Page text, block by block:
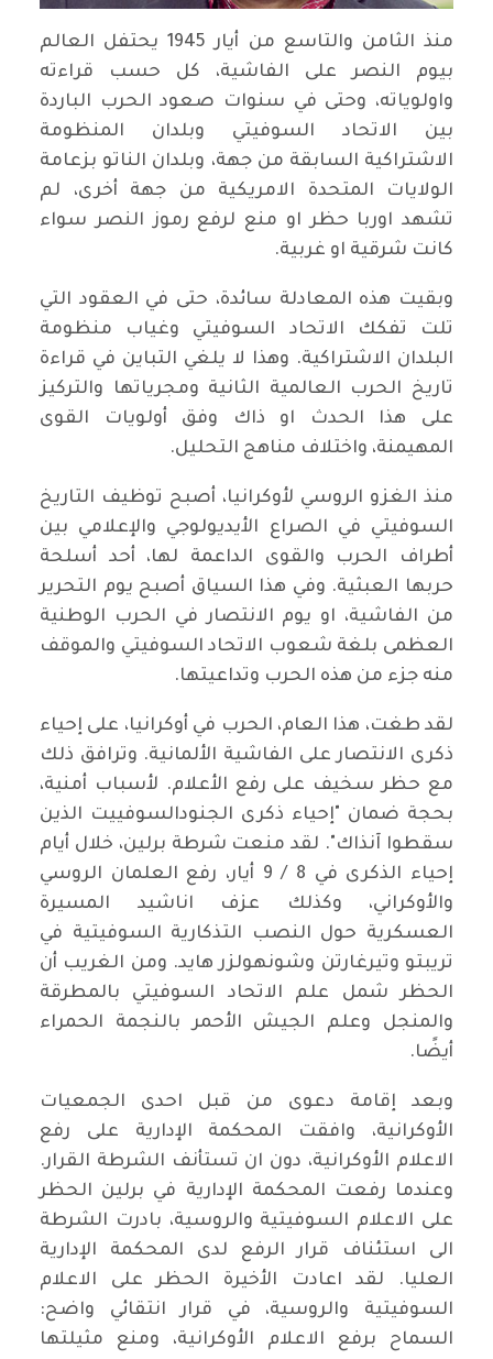
منذ الثامن والتاسع من أيار 1945 يحتفل العالم
بيوم النصر على الفاشية، كل حسب قراءته
واولوياته، وحتى في سنوات صعود الحرب الباردة
بين الاتحاد السوفيتي وبلدان المنظومة
الاشتراكية السابقة من جهة، وبلدان الناتو بزعامة
الولايات المتحدة الامريكية من جهة أخرى، لم
تشهد اوربا حظر او منع لرفع رموز النصر سواء
كانت شرقية او غربية.
وبقيت هذه المعادلة سائدة، حتى في العقود التي
تلت تفكك الاتحاد السوفيتي وغياب منظومة
البلدان الاشتراكية. وهذا لا يلغي التباين في قراءة
تاريخ الحرب العالمية الثانية ومجرياتها والتركيز
على هذا الحدث او ذاك وفق أولويات القوى
المهيمنة، واختلاف مناهج التحليل.
منذ الغزو الروسي لأوكرانيا، أصبح توظيف التاريخ
السوفيتي في الصراع الأيديولوجي والإعلامي بين
أطراف الحرب والقوى الداعمة لها، أحد أسلحة
حربها العبثية. وفي هذا السياق أصبح يوم التحرير
من الفاشية، او يوم الانتصار في الحرب الوطنية
العظمى بلغة شعوب الاتحاد السوفيتي والموقف
منه جزء من هذه الحرب وتداعيتها.
لقد طغت، هذا العام، الحرب في أوكرانيا، على إحياء
ذكرى الانتصار على الفاشية الألمانية. وترافق ذلك
مع حظر سخيف على رفع الأعلام. لأسباب أمنية،
بحجة ضمان "إحياء ذكرى الجنودالسوفييت الذين
سقطوا آنذاك". لقد منعت شرطة برلين، خلال أيام
إحياء الذكرى في 8 / 9 أيار، رفع العلمان الروسي
والأوكراني، وكذلك عزف اناشيد المسيرة
العسكرية حول النصب التذكارية السوفيتية في
تريبتو وتيرغارتن وشونهولزر هايد. ومن الغريب أن
الحظر شمل علم الاتحاد السوفيتي بالمطرقة
والمنجل وعلم الجيش الأحمر بالنجمة الحمراء
أيضًا.
وبعد إقامة دعوى من قبل احدى الجمعيات
الأوكرانية، وافقت المحكمة الإدارية على رفع
الاعلام الأوكرانية، دون ان تستأنف الشرطة القرار.
وعندما رفعت المحكمة الإدارية في برلين الحظر
على الاعلام السوفيتية والروسية، بادرت الشرطة
الى استئناف قرار الرفع لدى المحكمة الإدارية
العليا. لقد اعادت الأخيرة الحظر على الاعلام
السوفيتية والروسية، في قرار انتقائي واضح:
السماح برفع الاعلام الأوكرانية، ومنع مثيلتها